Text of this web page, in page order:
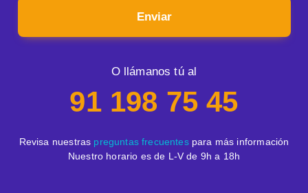
Enviar
O llámanos tú al
91 198 75 45
Revisa nuestras preguntas frecuentespara más información
Nuestro horario es de L-V de 9h a 18h